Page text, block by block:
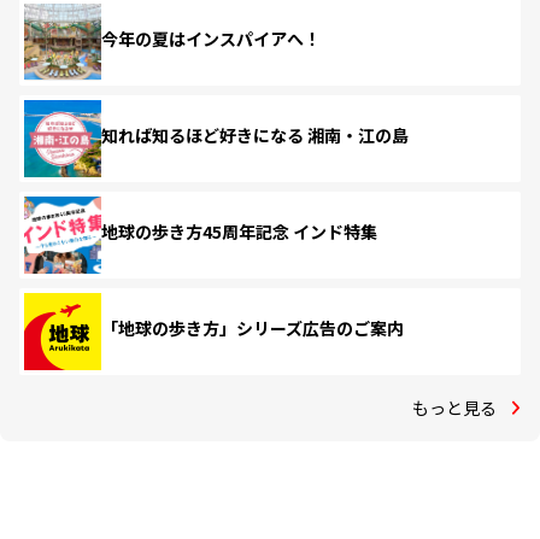
今年の夏はインスパイアへ！
知れば知るほど好きになる 湘南・江の島
地球の歩き方45周年記念 インド特集
「地球の歩き方」シリーズ広告のご案内
もっと見る